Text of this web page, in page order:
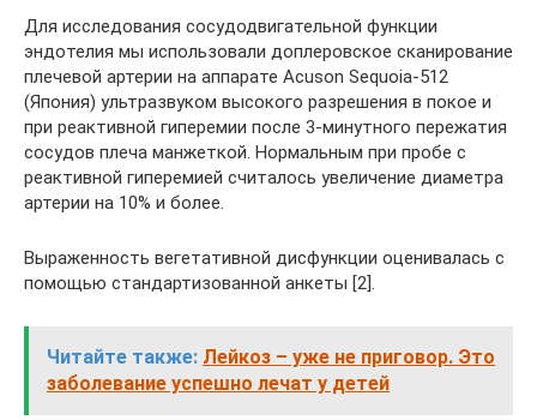
Для исследования сосудодвигательной функции
эндотелия мы использовали доплеровское сканирование
плечевой артерии на аппарате Acuson Sequoia-512
(Япония) ультразвуком высокого разрешения в покое и
при реактивной гиперемии после 3-минутного пережатия
сосудов плеча манжеткой. Нормальным при пробе с
реактивной гиперемией считалось увеличение диаметра
артерии на 10% и более.
Выраженность вегетативной дисфункции оценивалась с
помощью стандартизованной анкеты [2].
Читайте также: Лейкоз – уже не приговор. Это
заболевание успешно лечат у детей